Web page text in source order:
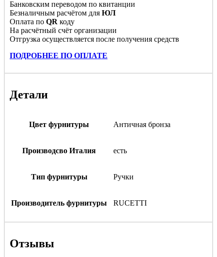
Банковским переводом по квитанции
Безналичным расчётом для ЮЛ
Оплата по QR коду
На расчётный счёт организации
Отгрузка осуществляется после получения средств
ПОДРОБНЕЕ ПО ОПЛАТЕ
Детали
Цвет фурнитуры Античная бронза
Производсво Италия есть
Тип фурнитуры Ручки
Производитель фурнитуры RUCETTI
Отзывы